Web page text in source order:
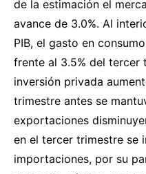
de la estimación el
avance de 3.0%. Al
PIB, el gasto en
frente al 3.5% del tercer
inversión privada
trimestre antes se
exportaciones
en el tercer trimestre se
importaciones, por su